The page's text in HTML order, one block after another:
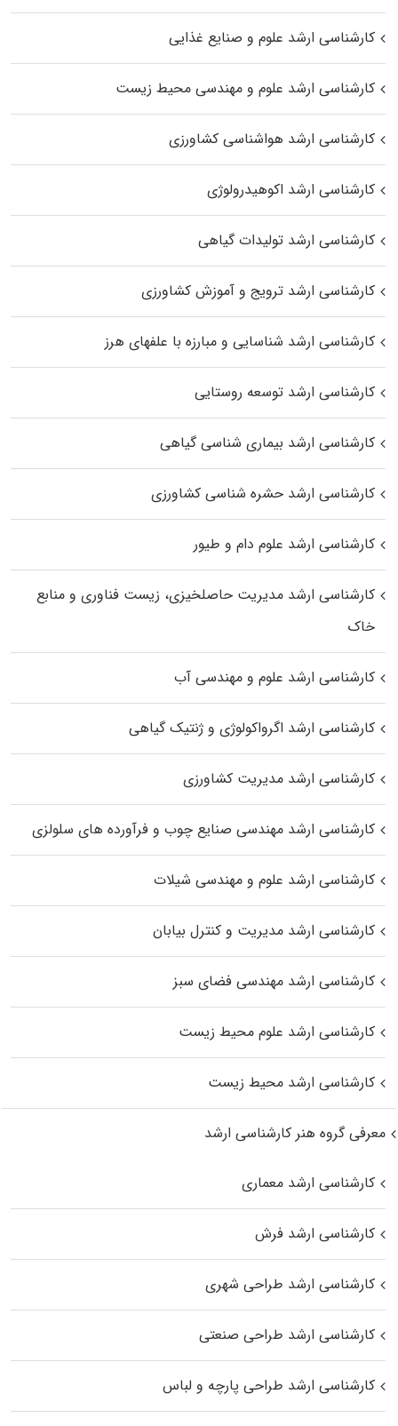
کارشناسی ارشد علوم و صنایع غذایی
کارشناسی ارشد علوم و مهندسی محیط زیست
کارشناسی ارشد هواشناسی کشاورزی
کارشناسی ارشد اکوهیدرولوژی
کارشناسی ارشد تولیدات گیاهی
کارشناسی ارشد ترویج و آموزش کشاورزی
کارشناسی ارشد شناسایی و مبارزه با علفهای هرز
کارشناسی ارشد توسعه روستایی
کارشناسی ارشد بیماری‌ شناسی گیاهی
کارشناسی ارشد حشره‌ شناسی کشاورزی
کارشناسی ارشد علوم دام و طیور
کارشناسی ارشد مدیریت حاصلخیزی، زیست فناوری و منابع
خاک
کارشناسی ارشد علوم و مهندسی آب
کارشناسی ارشد اگرواکولوژی و ژنتیک گیاهی
کارشناسی ارشد مدیریت کشاورزی
کارشناسی ارشد مهندسی صنایع چوب و فرآورده‌ های سلولزی
کارشناسی ارشد علوم و مهندسی شیلات
کارشناسی ارشد مدیریت و کنترل بیابان
کارشناسی ارشد مهندسی فضای سبز
کارشناسی ارشد علوم محیط‌ زیست
کارشناسی ارشد محیط زیست
معرفی گروه هنر کارشناسی ارشد
کارشناسی ارشد معماری
کارشناسی ارشد فرش
کارشناسی ارشد طراحی شهری
کارشناسی ارشد طراحی صنعتی
کارشناسی ارشد طراحی پارچه و لباس